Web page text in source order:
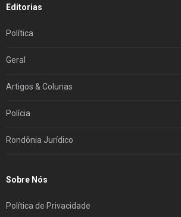
Editorias
Política
Geral
Artigos & Colunas
Polícia
Rondônia Jurídico
Sobre Nós
Política de Privacidade